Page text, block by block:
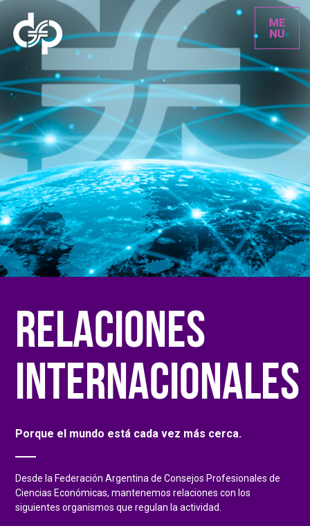
RELACIONES
INTERNACIONALES
Porque el mundo está cada vez más cerca.
Desde la Federación Argentina de Consejos Profesionales de
Ciencias Económicas, mantenemos relaciones con los
siguientes organismos que regulan la actividad.